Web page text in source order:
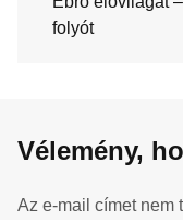
folyót
Vélemény,
Az e-mail címet nem